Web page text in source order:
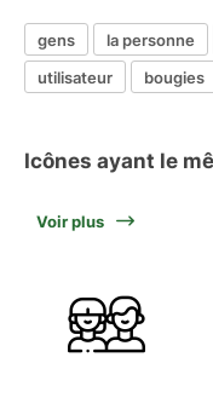
gens la personne
utilisateur
bougies
Icônes ayant le
Voir plus